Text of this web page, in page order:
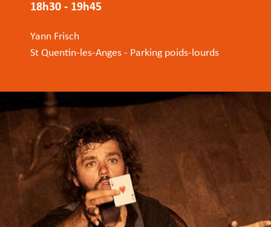
18h30 - 19h45
Yann Frisch
St Quentin-les-Anges - Parking poids-lourds